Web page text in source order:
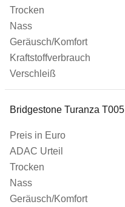
ADAC Urteil
Trocken
Nass
Geräusch/Komfort
Kraftstoffverbrauch
Bridgestone Turanza T005